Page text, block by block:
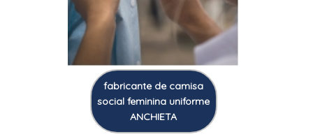
fabricante de camisa
social feminina uniforme
ANCHIETA